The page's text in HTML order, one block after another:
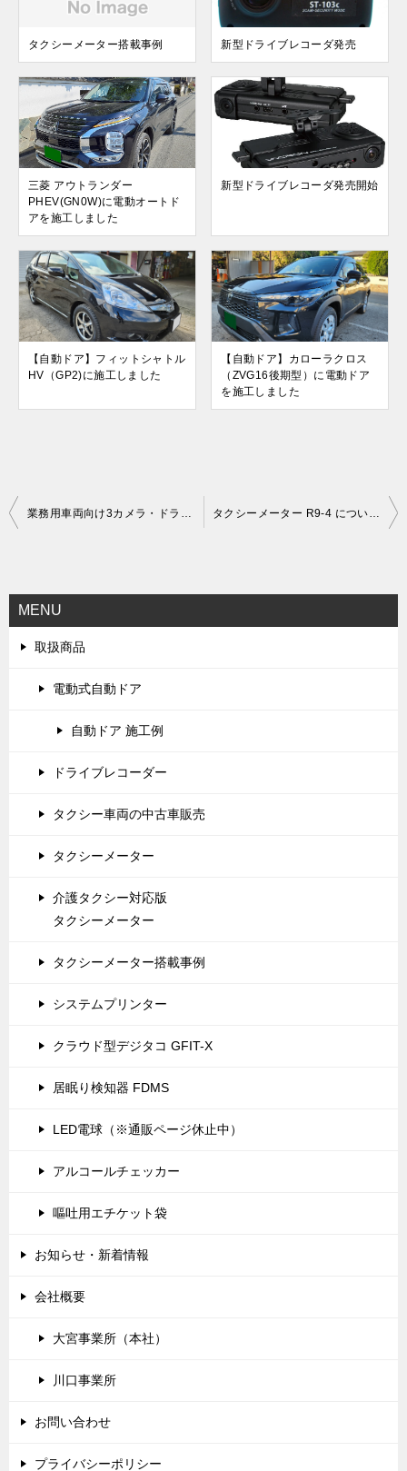
タクシーメーター搭載事例 新型ドライブレコーダ発売
三菱 アウトランダー
PHEV(GN0W)に電動オートド
アを施工しました
新型ドライブレコーダ発売開始
【自動ドア】フィットシャトル
HV（GP2)に施工しました
【自動ドア】カローラクロス
（ZVG16後期型）に電動ドア
を施工しました
投
ビ
ゲ
ー
業務用車両向け3カメラ・ドライブレコーダ発売 タクシーメーター R9-4 についてのお知らせ
MENU
取扱商品
電動式自動ドア
自動ドア 施工例
ドライブレコーダー
タクシー車両の中古車販売
タクシーメーター
介護タクシー対応版
タクシーメーター
タクシーメーター搭載事例
システムプリンター
クラウド型デジタコ GFIT-X
居眠り検知器 FDMS
LED電球（※通販ページ休止中）
アルコールチェッカー
嘔吐用エチケット袋
お知らせ・新着情報
会社概要
大宮事業所（本社）
川口事業所
お問い合わせ
プライバシーポリシー